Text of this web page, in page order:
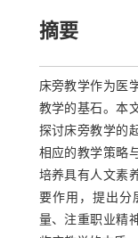
摘要
床旁教学作为医
教学的基石。本
探讨床旁教学的
相应的教学策略
培养具有人文素
要作用，提出分
量、注重职业精